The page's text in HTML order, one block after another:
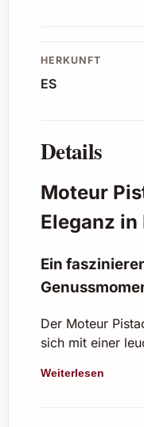
HERKUNFT
ES
Details
Moteur
Eleganz in
Ein
Der Moteur
sich mit einer
Rosé überzeugt
Weiterlesen